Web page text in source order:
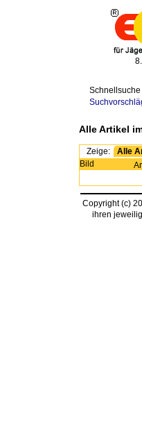
Schnellsuche
Alle Artikel
Zeige: Alle
Bild
Copyright (c)
ihren